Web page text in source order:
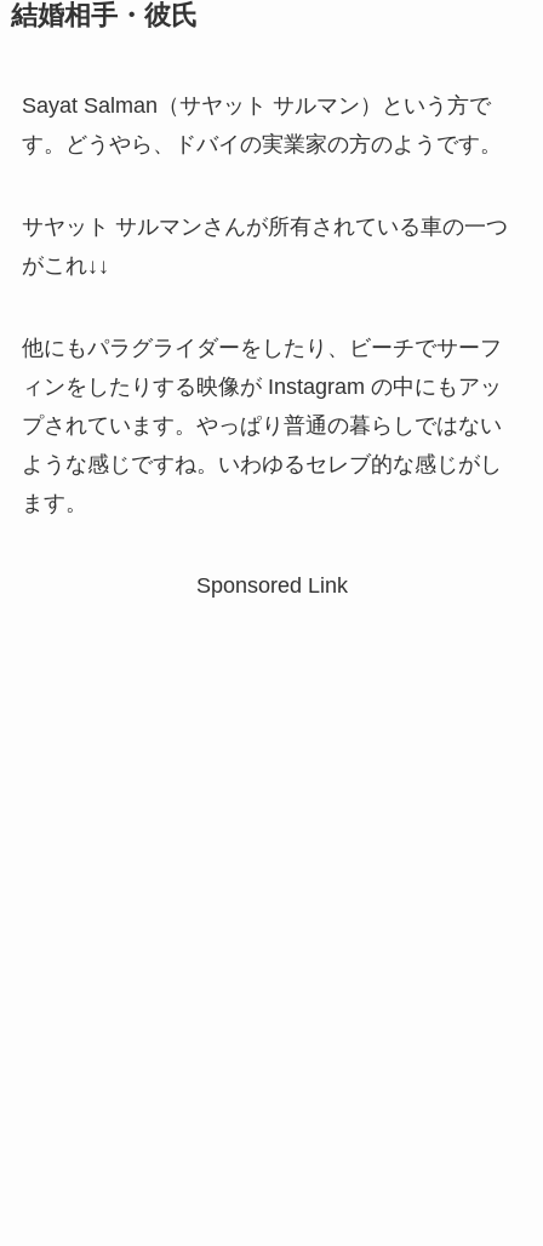
結婚相手・彼氏
Sayat Salman（サヤット サルマン）という方で
す。どうやら、ドバイの実業家の方のようです。
サヤット サルマンさんが所有されている車の一つ
がこれ↓↓
他にもパラグライダーをしたり、ビーチでサーフ
ィンをしたりする映像が Instagram の中にもアッ
プされています。やっぱり普通の暮らしではない
ような感じですね。いわゆるセレブ的な感じがし
ます。
Sponsored Link